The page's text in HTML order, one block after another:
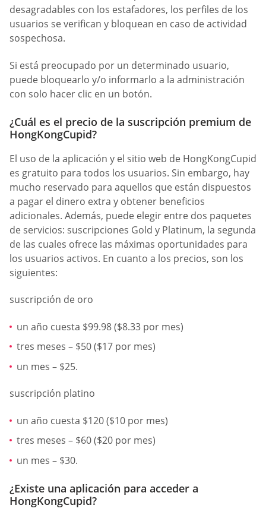
desagradables con los estafadores, los perfiles de los
usuarios se verifican y bloquean en caso de actividad
sospechosa.
Si está preocupado por un determinado usuario,
puede bloquearlo y/o informarlo a la administración
con solo hacer clic en un botón.
¿Cuál es el precio de la suscripción premium de
HongKongCupid?
El uso de la aplicación y el sitio web de HongKongCupid
es gratuito para todos los usuarios. Sin embargo, hay
mucho reservado para aquellos que están dispuestos
a pagar el dinero extra y obtener beneficios
adicionales. Además, puede elegir entre dos paquetes
de servicios: suscripciones Gold y Platinum, la segunda
de las cuales ofrece las máximas oportunidades para
los usuarios activos. En cuanto a los precios, son los
siguientes:
suscripción de oro
un año cuesta $99.98 ($8.33 por mes)
tres meses – $50 ($17 por mes)
un mes – $25.
suscripción platino
un año cuesta $120 ($10 por mes)
tres meses – $60 ($20 por mes)
un mes – $30.
¿Existe una aplicación para acceder a
HongKongCupid?